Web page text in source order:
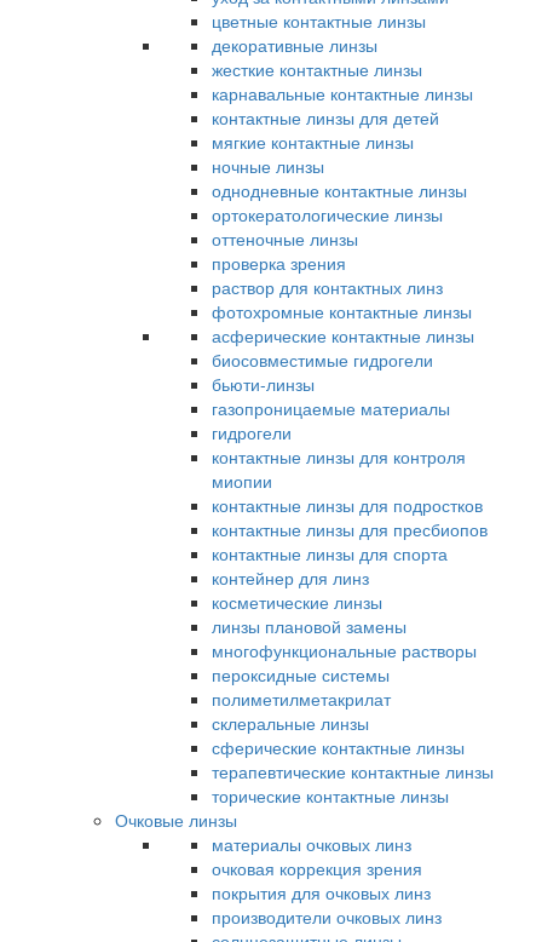
цветные контактные линзы
декоративные линзы
жесткие контактные линзы
карнавальные контактные линзы
контактные линзы для детей
мягкие контактные линзы
ночные линзы
однодневные контактные линзы
ортокератологические линзы
оттеночные линзы
проверка зрения
раствор для контактных линз
фотохромные контактные линзы
асферические контактные линзы
биосовместимые гидрогели
бьюти-линзы
газопроницаемые материалы
гидрогели
контактные линзы для контроля
миопии
контактные линзы для подростков
контактные линзы для пресбиопов
контактные линзы для спорта
контейнер для линз
косметические линзы
линзы плановой замены
многофункциональные растворы
пероксидные системы
полиметилметакрилат
склеральные линзы
сферические контактные линзы
терапевтические контактные линзы
торические контактные линзы
Очковые линзы
материалы очковых линз
очковая коррекция зрения
покрытия для очковых линз
производители очковых линз